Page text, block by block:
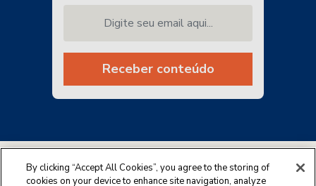
Receber conteúdo
By clicking “Accept All Cookies”, you agree to the storing of
cookies on your device to enhance site navigation, analyze